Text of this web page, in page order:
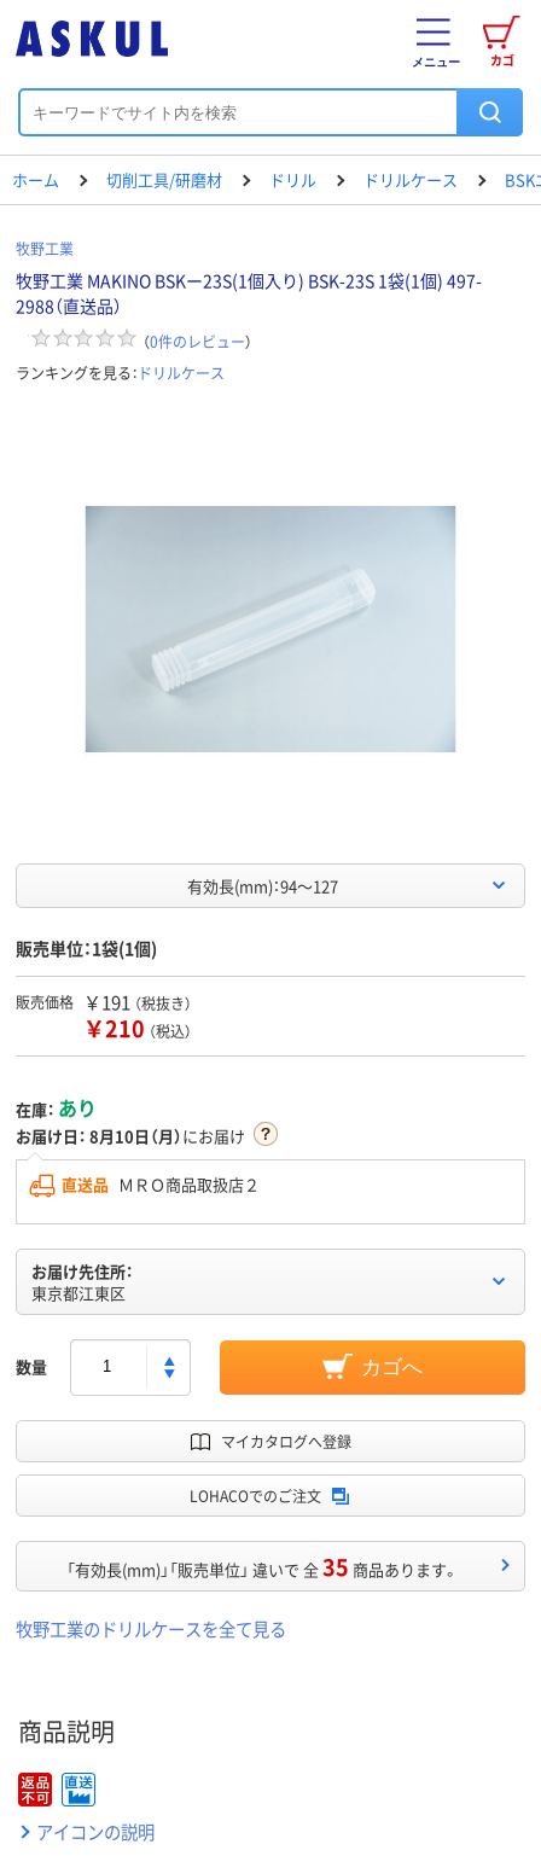
カゴ
メニュー
ホーム 切削工具/研磨材 ドリル ドリルケース BSK
牧野工業
牧野工業 MAKINO BSKー23S(1個入り) BSK-23S 1袋(1個) 497-
2988（直送品）
（0件のレビュー）
ランキングを見る： ドリルケース
有効長(mm)：94～127
販売単位：1袋(1個)
販売価格 ￥191 （税抜き）
￥210 （税込）
在庫： あり
お届け日： 8月10日（月）にお届け
直送品 ＭＲＯ商品取扱店２
お届け先住所：
東京都江東区
数量 カゴへ
マイカタログへ登録
LOHACOでのご注文
「有効長(mm)」「販売単位」 違いで 全35 商品あります。
牧野工業のドリルケースを全て見る
商品説明
アイコンの説明